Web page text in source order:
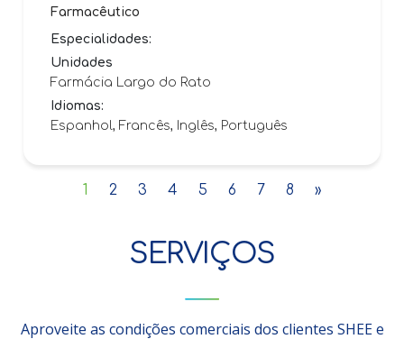
Farmacêutico
Especialidades:
Unidades
Farmácia Largo do Rato
Idiomas:
Espanhol, Francês, Inglês, Português
1 2 3 4 5 6 7 8 »
SERVIÇOS
Aproveite as condições comerciais dos clientes SHEE e